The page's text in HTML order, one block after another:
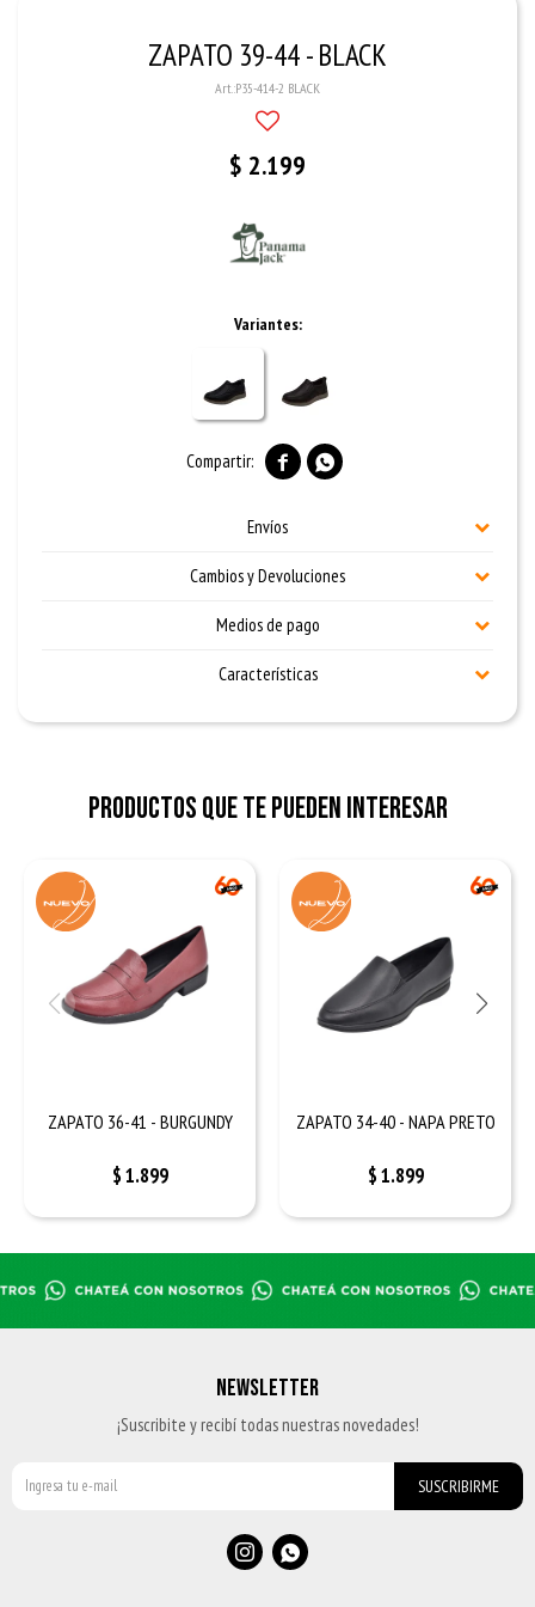
ZAPATO 39-44 - BLACK
P35-414-2 BLACK
$ 2.199
Variantes:
 
Envíos
Cambios y Devoluciones
Medios de pago
Características
Productos que te pueden interesar
ZAPATO 36-41 - BURGUNDY
$1.899
ZAPATO 34-40 - NAPA PRETO
$1.899
NEWSLETTER
¡Suscribite y recibí todas nuestras novedades!
SUSCRIBIRME
 